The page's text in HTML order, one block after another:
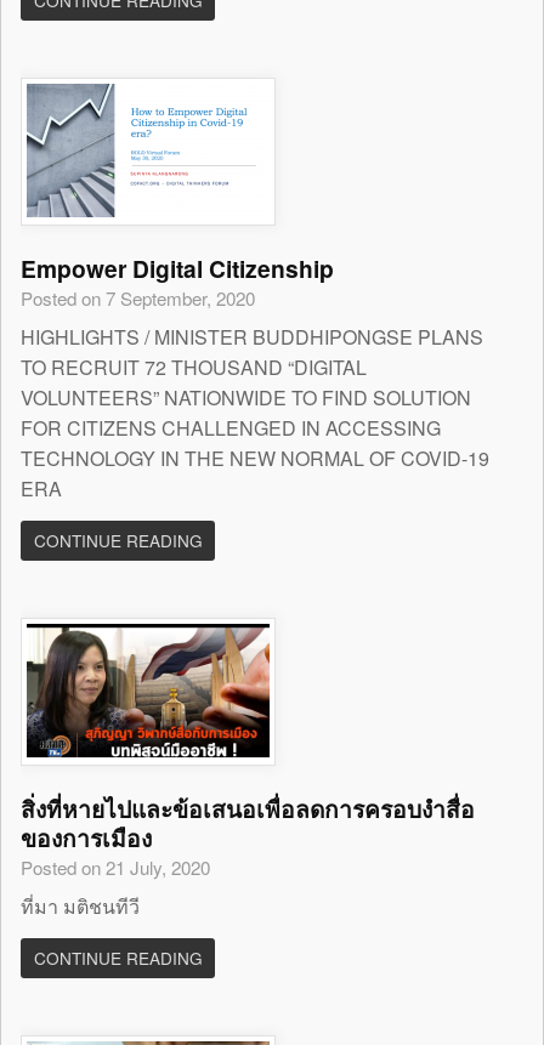
Empower Digital Citizenship
Posted on 7 September, 2020
HIGHLIGHTS / MINISTER BUDDHIPONGSE PLANS
TO RECRUIT 72 THOUSAND “DIGITAL
VOLUNTEERS” NATIONWIDE TO FIND SOLUTION
FOR CITIZENS CHALLENGED IN ACCESSING
TECHNOLOGY IN THE NEW NORMAL OF COVID-19
ERA
CONTINUE READING
สิ่งที่หายไปและข้อเสนอเพื่อลดการครอบงำสื่อ
ของการเมือง
Posted on 21 July, 2020
ที่มา มติชนทีวี
CONTINUE READING